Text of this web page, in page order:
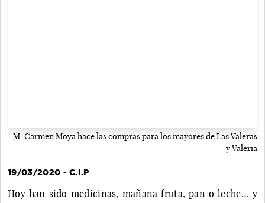
M. Carmen Moya hace las compras para los mayores de Las Valeras
y Valeria
19/03/2020 - C.I.P
Hoy han sido medicinas, mañana fruta, pan o leche… y